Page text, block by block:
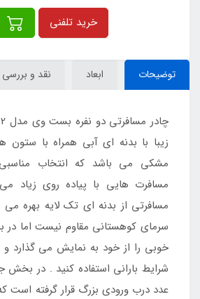
خرید تلفنی
توضیحات ابعاد نقد و بررسی
زیبا با بدنه ای آبی همراه با
مشکی می باشد که انتخاب مناسبی
مسافرت هایی با پیاده روی زیاد
مسافرتی از بدنه ای تک لایه بهره می
سرمای کوهستانی مقاوم نیست اما در
خوبی را از خود به نمایش می گذارد و
شرایط بارانی استفاده کنید . در
عدد درب ورودی بزرگ قرار گرفته است